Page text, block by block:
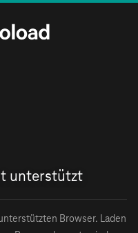
unterstützt
Browser. Laden